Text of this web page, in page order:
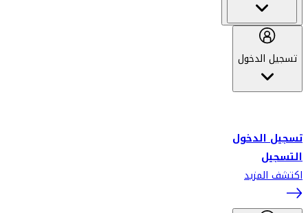
تسجيل الدخول
تسجيل الدخول
التسجيل
اكتشف المزيد